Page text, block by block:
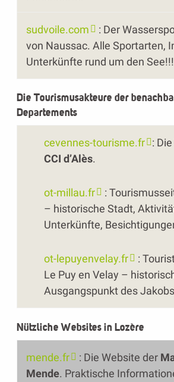
sudvoile.com
: Der
von Naussac. Alle Sportarten,
Unterkünfte rund um den See!!!
Die Tourismusakteure der
Departements
cevennes-tourisme.fr
:
CCI d’Alès.
ot-millau.fr :
– historische Stadt,
Unterkünfte,
ot-lepuyenvelay.fr
:
Le Puy en Velay –
Ausgangspunkt des
Nützliche Websites in Lozère
mende.fr : Die Website der
Mende. Praktische